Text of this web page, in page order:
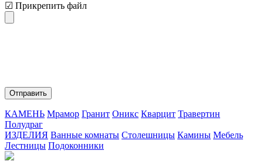
☑ Прикрепить файл
КАМЕНЬ Мрамор Гранит Оникс Кварцит Травертин
Полудраг
ИЗДЕЛИЯ Ванные комнаты Столешницы Камины Мебель
Лестницы Подоконники